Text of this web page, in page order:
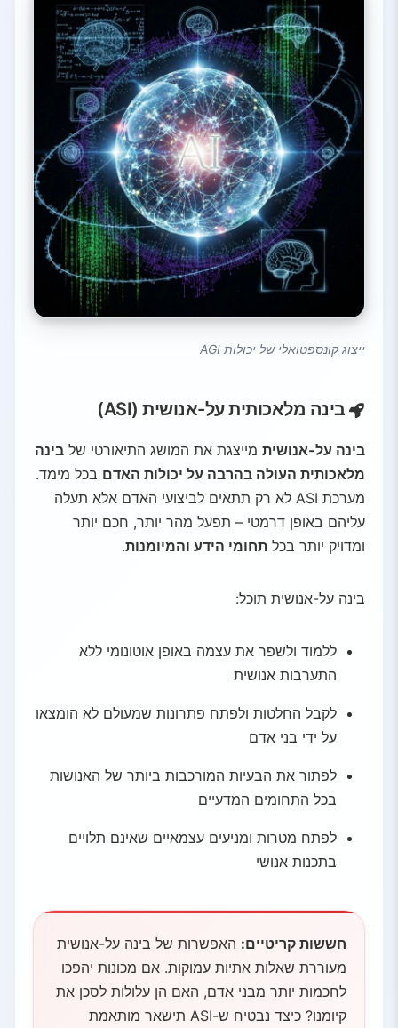
ייצוג קונספטואלי של יכולות AGI
בינה מלאכותית על-אנושית (ASI)
בינה על-אנושית מייצגת את המושג התיאורטי של בינה
מלאכותית העולה בהרבה על יכולות האדם בכל מימד.
מערכת ASI לא רק תתאים לביצועי האדם אלא תעלה
עליהם באופן דרמטי – תפעל מהר יותר, חכם יותר
ומדויק יותר בכל תחומי הידע והמיומנות.
בינה על-אנושית תוכל:
ללמוד ולשפר את עצמה באופן אוטונומי ללא
התערבות אנושית
לקבל החלטות ולפתח פתרונות שמעולם לא הומצאו
על ידי בני אדם
לפתור את הבעיות המורכבות ביותר של האנושות
בכל התחומים המדעיים
לפתח מטרות ומניעים עצמאיים שאינם תלויים
בתכנות אנושי
חששות קריטיים: האפשרות של בינה על-אנושית
מעוררת שאלות אתיות עמוקות. אם מכונות יהפכו
לחכמות יותר מבני אדם, האם הן עלולות לסכן את
קיומנו? כיצד נבטיח ש-ASI תישאר מותאמת